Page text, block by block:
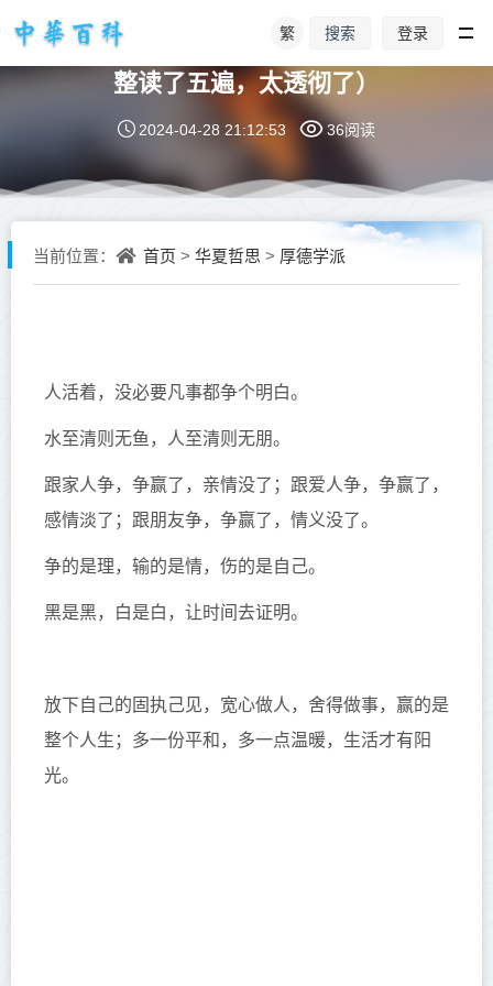
繁 搜索 登录
您是有多好命，才能看到此文！（我整
整读了五遍，太透彻了）
2024-04-28 21:12:53 36阅读
当前位置： 首页 > 华夏哲思 > 厚德学派
人活着，没必要凡事都争个明白。
水至清则无鱼，人至清则无朋。
跟家人争，争赢了，亲情没了；跟爱人争，争赢了，
感情淡了；跟朋友争，争赢了，情义没了。
争的是理，输的是情，伤的是自己。
黑是黑，白是白，让时间去证明。
放下自己的固执己见，宽心做人，舍得做事，赢的是
整个人生；多一份平和，多一点温暖，生活才有阳
光。